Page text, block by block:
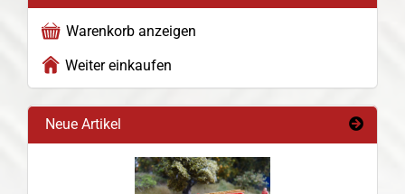
Warenkorb anzeigen
Weiter einkaufen
Neue Artikel